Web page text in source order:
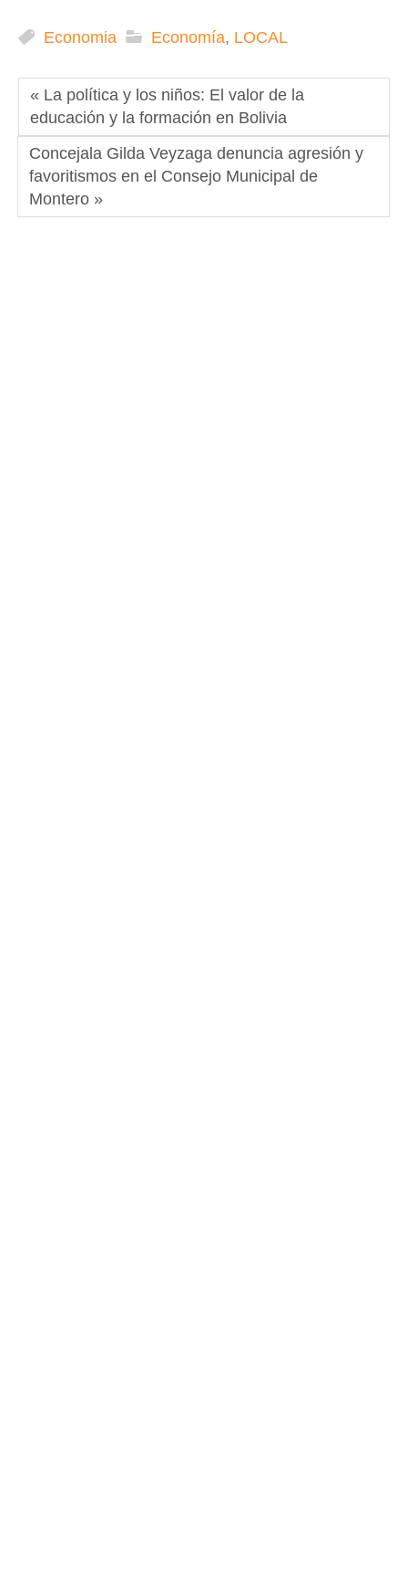
Economia Economía, LOCAL
« La política y los niños: El valor de la
educación y la formación en Bolivia
Concejala Gilda Veyzaga denuncia agresión y
favoritismos en el Consejo Municipal de
Montero »